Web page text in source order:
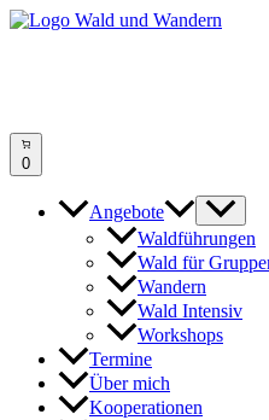
Zum
0
Angebote
Waldführungen
Wald für
Wandern
Wald Intensiv
Workshops
Termine
Über mich
Kooperationen